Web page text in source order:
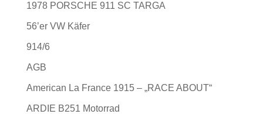
1978 PORSCHE 911 SC TARGA
56’er VW Käfer
914/6
AGB
American La France 1915 – „RACE ABOUT“
ARDIE B251 Motorrad